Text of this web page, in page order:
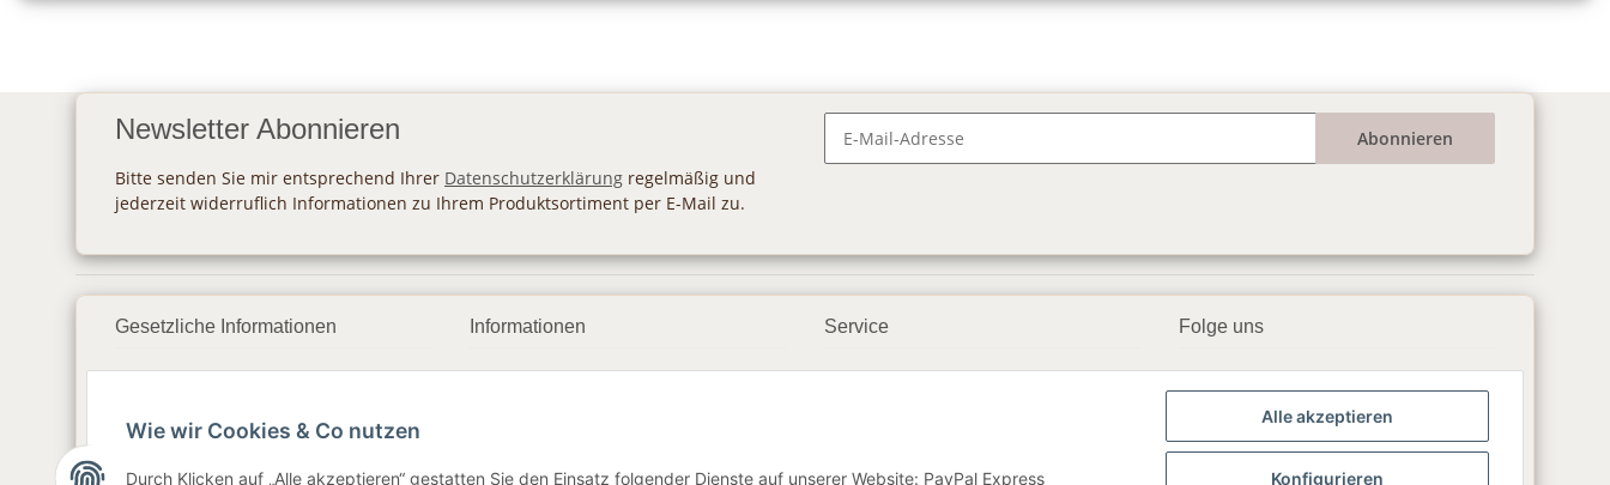
Newsletter Abonnieren
Bitte senden Sie mir entsprechend Ihrer Datenschutzerklärung regelmäßig und
jederzeit widerruflich Informationen zu Ihrem Produktsortiment per E-Mail zu.
Abonnieren
Gesetzliche Informationen
AGB
Sitemap
Informationen
Newsletter
Service Folge uns
▶️ YouTube
📸 Instagram
Wie wir Cookies & Co nutzen
Durch Klicken auf „Alle akzeptieren“ gestatten Sie den Einsatz folgender Dienste auf unserer Website: PayPal Express
Alle akzeptieren
Konfigurieren